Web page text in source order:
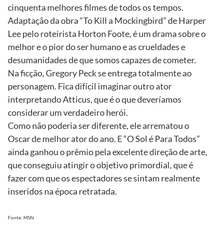
cinquenta melhores filmes de todos os tempos.
Adaptação da obra “To Kill a Mockingbird” de Harper
Lee pelo roteirista Horton Foote, é um drama sobre o
melhor e o pior do ser humano e as crueldades e
desumanidades de que somos capazes de cometer.
Na ficção, Gregory Peck se entrega totalmente ao
personagem. Fica difícil imaginar outro ator
interpretando Atticus, que é o que deveríamos
considerar um verdadeiro herói.
Como não poderia ser diferente, ele arrematou o
Oscar de melhor ator do ano. E “O Sol é Para Todos”
ainda ganhou o prêmio pela excelente direção de arte,
que conseguiu atingir o objetivo primordial, que é
fazer com que os espectadores se sintam realmente
inseridos na época retratada.
Fonte: MSN